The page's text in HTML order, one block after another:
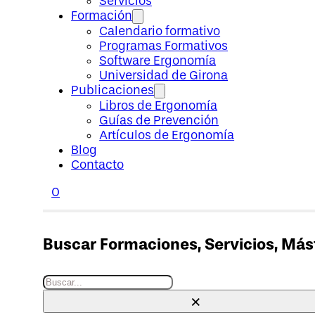
Formación
Calendario formativo
Programas Formativos
Software Ergonomía
Universidad de Girona
Publicaciones
Libros de Ergonomía
Guías de Prevención
Artículos de Ergonomía
Blog
Contacto
0
Buscar Formaciones, Servicios,
Buscar
×